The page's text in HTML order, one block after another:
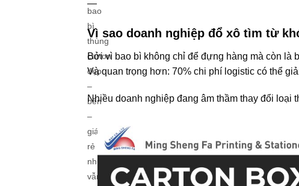
bao
bì
thùng
carton
đẹp
–
bền
–
giá
rẻ
nhưng
vẫn
—
Vì sao doanh nghiệp đổ xô tìm từ
Bởi vì bao bì không chỉ để đựng hàng mà còn là
Và quan trọng hơn: 70% chi phí logistic có thể
Nhiều doanh nghiệp đang âm thầm thay đổi loại